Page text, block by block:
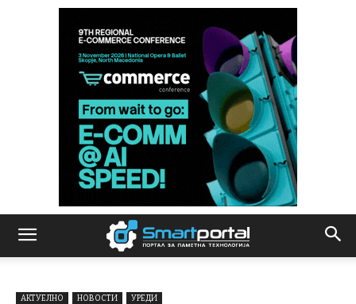
АКТУЕЛНО НОВОСТИ УРЕДИ